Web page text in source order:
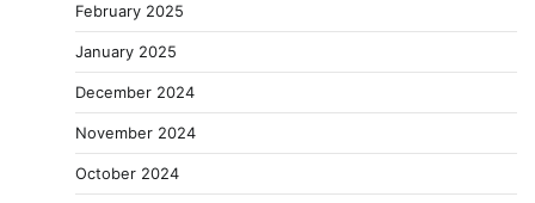
February 2025
January 2025
December 2024
November 2024
October 2024